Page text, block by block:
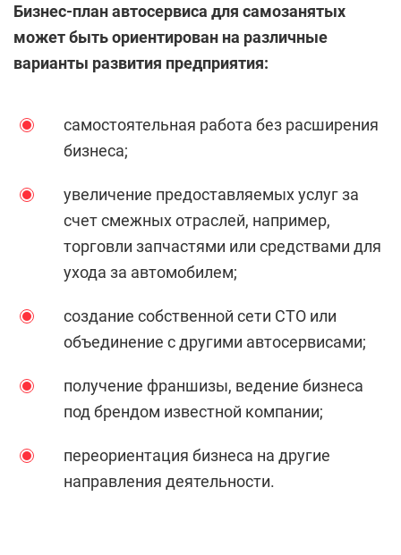
Бизнес-план автосервиса для самозанятых
может быть ориентирован на различные
варианты развития предприятия:
самостоятельная работа без расширения
бизнеса;
увеличение предоставляемых услуг за
счет смежных отраслей, например,
торговли запчастями или средствами для
ухода за автомобилем;
создание собственной сети СТО или
объединение с другими автосервисами;
получение франшизы, ведение бизнеса
под брендом известной компании;
переориентация бизнеса на другие
направления деятельности.